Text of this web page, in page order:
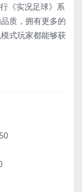
《实况足球》系
质，拥有更多的
式玩家都能够获